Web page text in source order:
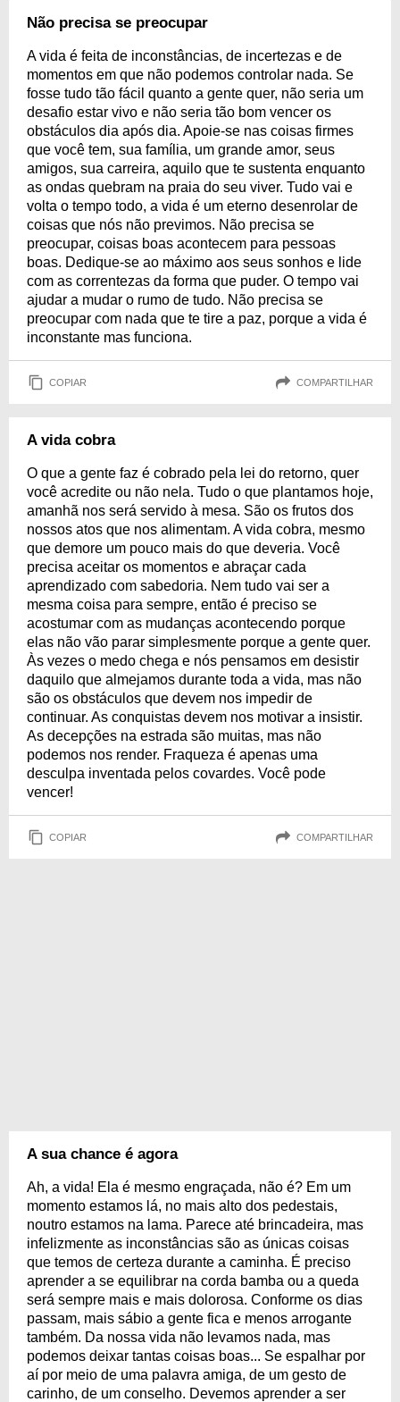
Não precisa se preocupar
A vida é feita de inconstâncias, de incertezas e de
momentos em que não podemos controlar nada. Se
fosse tudo tão fácil quanto a gente quer, não seria um
desafio estar vivo e não seria tão bom vencer os
obstáculos dia após dia. Apoie-se nas coisas firmes
que você tem, sua família, um grande amor, seus
amigos, sua carreira, aquilo que te sustenta enquanto
as ondas quebram na praia do seu viver. Tudo vai e
volta o tempo todo, a vida é um eterno desenrolar de
coisas que nós não previmos. Não precisa se
preocupar, coisas boas acontecem para pessoas
boas. Dedique-se ao máximo aos seus sonhos e lide
com as correntezas da forma que puder. O tempo vai
ajudar a mudar o rumo de tudo. Não precisa se
preocupar com nada que te tire a paz, porque a vida é
inconstante mas funciona.
COPIAR COMPARTILHAR
A vida cobra
O que a gente faz é cobrado pela lei do retorno, quer
você acredite ou não nela. Tudo o que plantamos hoje,
amanhã nos será servido à mesa. São os frutos dos
nossos atos que nos alimentam. A vida cobra, mesmo
que demore um pouco mais do que deveria. Você
precisa aceitar os momentos e abraçar cada
aprendizado com sabedoria. Nem tudo vai ser a
mesma coisa para sempre, então é preciso se
acostumar com as mudanças acontecendo porque
elas não vão parar simplesmente porque a gente quer.
Às vezes o medo chega e nós pensamos em desistir
daquilo que almejamos durante toda a vida, mas não
são os obstáculos que devem nos impedir de
continuar. As conquistas devem nos motivar a insistir.
As decepções na estrada são muitas, mas não
podemos nos render. Fraqueza é apenas uma
desculpa inventada pelos covardes. Você pode
vencer!
COPIAR COMPARTILHAR
A sua chance é agora
Ah, a vida! Ela é mesmo engraçada, não é? Em um
momento estamos lá, no mais alto dos pedestais,
noutro estamos na lama. Parece até brincadeira, mas
infelizmente as inconstâncias são as únicas coisas
que temos de certeza durante a caminha. É preciso
aprender a se equilibrar na corda bamba ou a queda
será sempre mais e mais dolorosa. Conforme os dias
passam, mais sábio a gente fica e menos arrogante
também. Da nossa vida não levamos nada, mas
podemos deixar tantas coisas boas... Se espalhar por
aí por meio de uma palavra amiga, de um gesto de
carinho, de um conselho. Devemos aprender a ser